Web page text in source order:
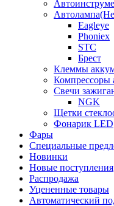
Eagleye
Phoniex
STC
Брест
Клеммы
Компрессоры
Свечи
NGK
Щетки
Фонарик LED
Фары
Специальные
Новинки
Новые поступления
Распродажа
Уцененные товары
Автоматический